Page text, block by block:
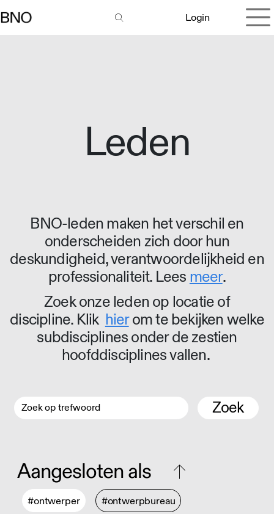
Login
Leden
BNO-leden maken het verschil en
onderscheiden zich door hun
deskundigheid, verantwoordelijkheid en
professionaliteit. Lees meer.
Zoek onze leden op locatie of
discipline. Klik hierom te bekijken welke
subdisciplines onder de zestien
hoofddisciplines vallen.
Zoek
Aangesloten als
#ontwerper #ontwerpbureau